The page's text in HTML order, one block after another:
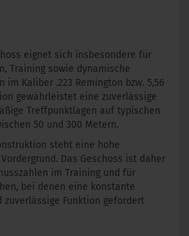
eignet sich insbesondere für
Training sowie dynamische
im Kaliber .223 Remington bzw. 5,56
gewährleistet eine zuverlässige
Treffpunktlagen auf typischen
50 und 300 Metern.
steht eine hohe
Das Geschoss ist daher
im Training und für
bei denen eine konstante
zuverlässige Funktion gefordert